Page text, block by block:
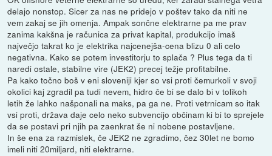
delajo nonstop. Sicer za nas ne pridejo v poštev tako da niti ne
vem zakaj se jih omenja. Ampak sončne elektrarne pa me prav
zanima kakšna je računica za privat kapital, produkcijo imaš
največjo takrat ko je elektrika najcenejša-cena blizu 0 ali celo
negativna. Kako se potem investitorju to splača ? Plus tega da ti
naredi ostale, stabilne vire (JEK2) precej težje profitabilne.
Pa kako točno boš v eni sloveniji kjer so vsi proti čemurkoli v svoji
okolici kaj zgradil pa tudi nevem, hidro če bi se dalo bi v tolikoh
letih že lahko našponali na maks, pa ga ne. Proti vetrnicam so itak
vsi proti, država daje celo neko subvencijo občinam ki bi to sprejele
da se postavi pri njih pa zaenkrat še ni nobene postavljene.
In še ena za razmislek, če JEK2 ne zgradimo, čez 30let ne bomo
imeli niti 20miljard, niti elektrarne.